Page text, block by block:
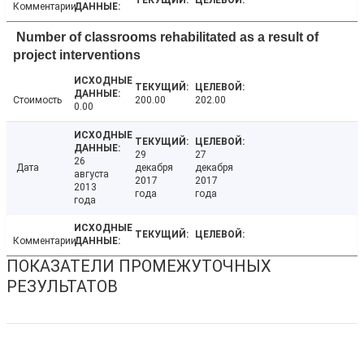
Комментарии
Number of classrooms rehabilitated as a result of
project interventions
Стоимость
0.00
200.00 202.00
Дата
26
августа
2013
года
29
декабря
2017
года
27
декабря
2017
года
Комментарии
ПОКАЗАТЕЛИ ПРОМЕЖУТОЧНЫХ
РЕЗУЛЬТАТОВ